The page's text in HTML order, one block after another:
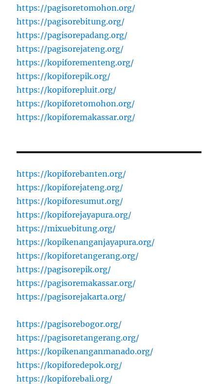
https://pagisoretomohon.org/
https://pagisorebitung.org/
https://pagisorepadang.org/
https://pagisorejateng.org/
https://kopiforementeng.org/
https://kopiforepik.org/
https://kopiforepluit.org/
https://kopiforetomohon.org/
https://kopiforemakassar.org/
https://kopiforebanten.org/
https://kopiforejateng.org/
https://kopiforesumut.org/
https://kopiforejayapura.org/
https://mixuebitung.org/
https://kopikenanganjayapura.org/
https://kopiforetangerang.org/
https://pagisorepik.org/
https://pagisoremakassar.org/
https://pagisorejakarta.org/
https://pagisorebogor.org/
https://pagisoretangerang.org/
https://kopikenanganmanado.org/
https://kopiforedepok.org/
https://kopiforebali.org/